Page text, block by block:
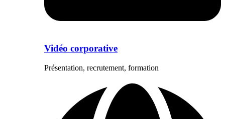
Vidéo corporative
Présentation, recrutement, formation